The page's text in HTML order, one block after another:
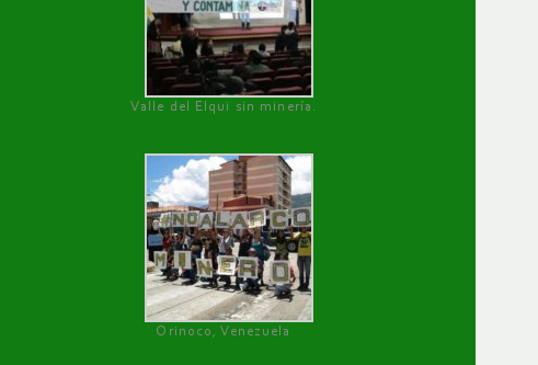
Valle del Elqui sin minería.
Orinoco, Venezuela